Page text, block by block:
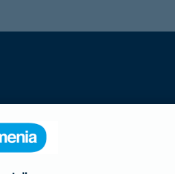
Gebäude mit seinen
Zubehör, wie z. B.
sind ebenfalls im
den Basis-, Top- und Premium-